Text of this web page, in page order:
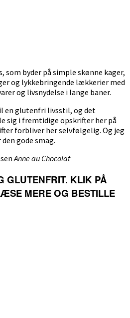
byder på simple skønne kager,
og lykkebringende lækkerier med
og livsnydelse i lange baner.
en glutenfri livsstil, og det
sig i fremtidige opskrifter her på
forbliver her selvfølgelig. Og jeg
gode smag.
Anne au Chocolat
GLUTENFRIT. KLIK PÅ
MERE OG BESTILLE